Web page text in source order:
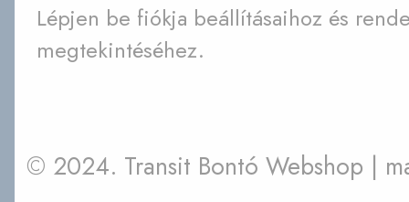
Lépjen be fiókja beállításaihoz és
megtekintéséhez.
© 2024. Transit Bontó Webshop |